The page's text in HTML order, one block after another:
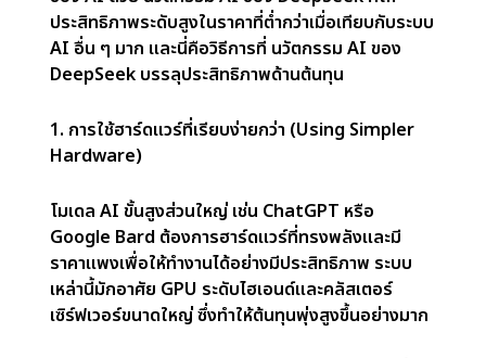
Open-Source:นอกจากนี้ DeepSeek ยังเปิดรับ
แนวทางปฏิบัติแบบ โอเพนซอร์ส (Open-source)
ช่วยให้นักวิจัยและนักพัฒนาสามารถใช้และปรับเปลี่ยน
โมเดลของตนได้อย่างอิสระ แนวทางนี้กำลังปรับเปลี่ยนภูมิ
ทัศน์ AI ทั่วโลก และท้าทายการครอบงำของบริษัทในสหรัฐฯ
ในการพัฒนา AI
DeepSeek R1 กำลัง
เปลี่ยนแปลงการพัฒนา AI ได้
อย่างไร